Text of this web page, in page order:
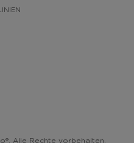
Alle Rechte vorbehalten.